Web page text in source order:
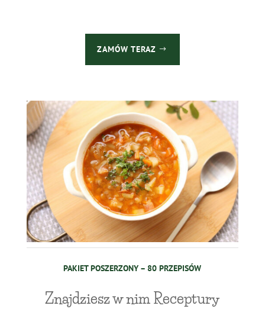
ZAMÓW TERAZ
PAKIET POSZERZONY – 80 PRZEPISÓW
Znajdziesz w nim Receptury